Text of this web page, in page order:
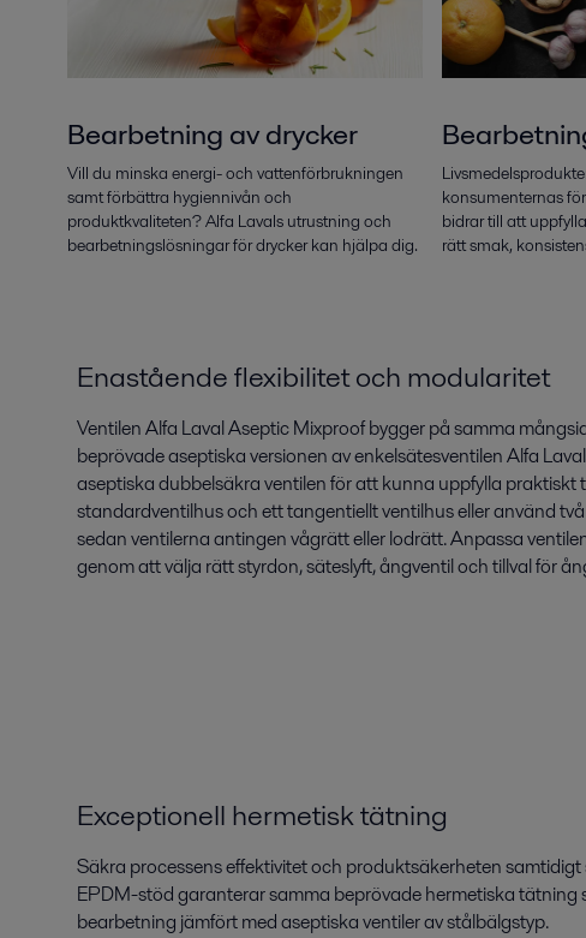
Bearbetning av drycker
Vill du minska energi- och vattenförbrukningen
samt förbättra hygiennivån och
produktkvaliteten? Alfa Lavals utrustning och
bearbetningslösningar för drycker kan hjälpa dig.
konsumenternas
bidrar till att
rätt smak,
Enastående flexibilitet och modularitet
Ventilen Alfa Laval Aseptic Mixproof bygger på samma
beprövade aseptiska versionen av enkelsätesventilen Alfa
aseptiska dubbelsäkra ventilen för att kunna uppfylla praktiskt
standardventilhus och ett tangentiellt ventilhus eller använd
sedan ventilerna antingen vågrätt eller lodrätt. Anpassa
genom att välja rätt styrdon, säteslyft, ångventil och tillval för
Exceptionell hermetisk tätning
Säkra processens effektivitet och produktsäkerheten
EPDM-stöd garanterar samma beprövade hermetiska
bearbetning jämfört med aseptiska ventiler av stålbälgstyp.